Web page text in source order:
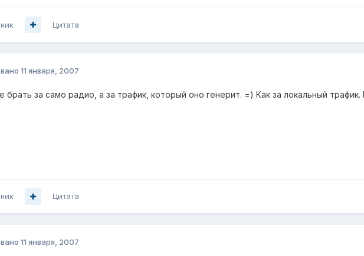
Цитата
11 января, 2007
брать за само радио, а за трафик, который оно генерит. =) Как за локальный
Цитата
11 января, 2007